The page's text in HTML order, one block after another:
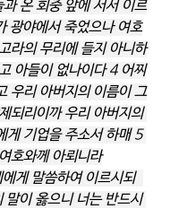
온 회중 앞에 서서 이르
광야에서 죽었으나 여호
라의 무리에 들지 아니하
아들이 없나이다 4 어찌
우리 아버지의 이름이 그
되리이까 우리 아버지의
게 기업을 주소서 하매 5
호와께 아뢰니라
게 말씀하여 이르시되
말이 옳으니 너는 반드시